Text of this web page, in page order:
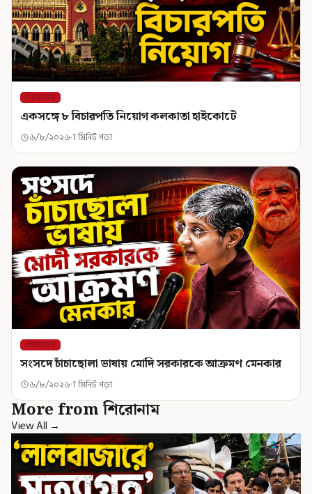
শিরোনাম
একসঙ্গে ৮ বিচারপতি নিয়োগ কলকাতা হাইকোর্টে
৬/৮/২০২৬ 1 মিনিট পড়া
শিরোনাম
সংসদে চাঁচাছোলা ভাষায় মোদি সরকারকে আক্রমণ মেনকার
৬/৮/২০২৬ 1 মিনিট পড়া
More from শিরোনাম
View All →